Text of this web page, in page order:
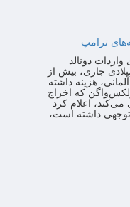
ترامپ
دونالد
جاری، بیش از
هزینه داشته
که اخراج
تا سال ۲۰۳۰ بررسی می‌کند، اعلام کرد
توجهی داشته است،